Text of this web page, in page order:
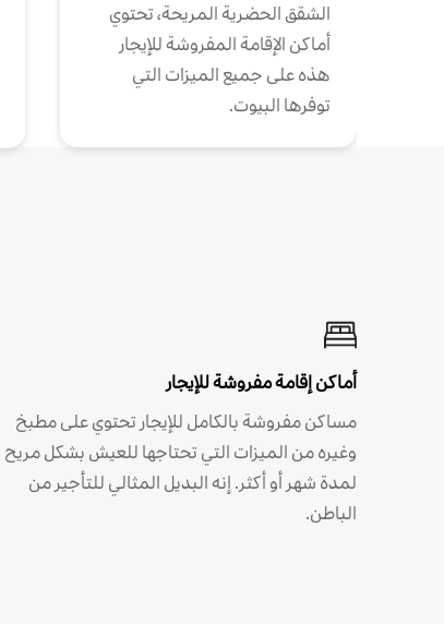
الشقق الحضرية المريحة، تحتوي
أماكن الإقامة المفروشة للإيجار
هذه على جميع الميزات التي
توفرها البيوت.
أماكن إقامة مفروشة للإيجار
مساكن مفروشة بالكامل للإيجار تحتوي على مطبخ
وغيره من الميزات التي تحتاجها للعيش بشكل مريح
لمدة شهر أو أكثر. إنه البديل المثالي للتأجير من
الباطن.